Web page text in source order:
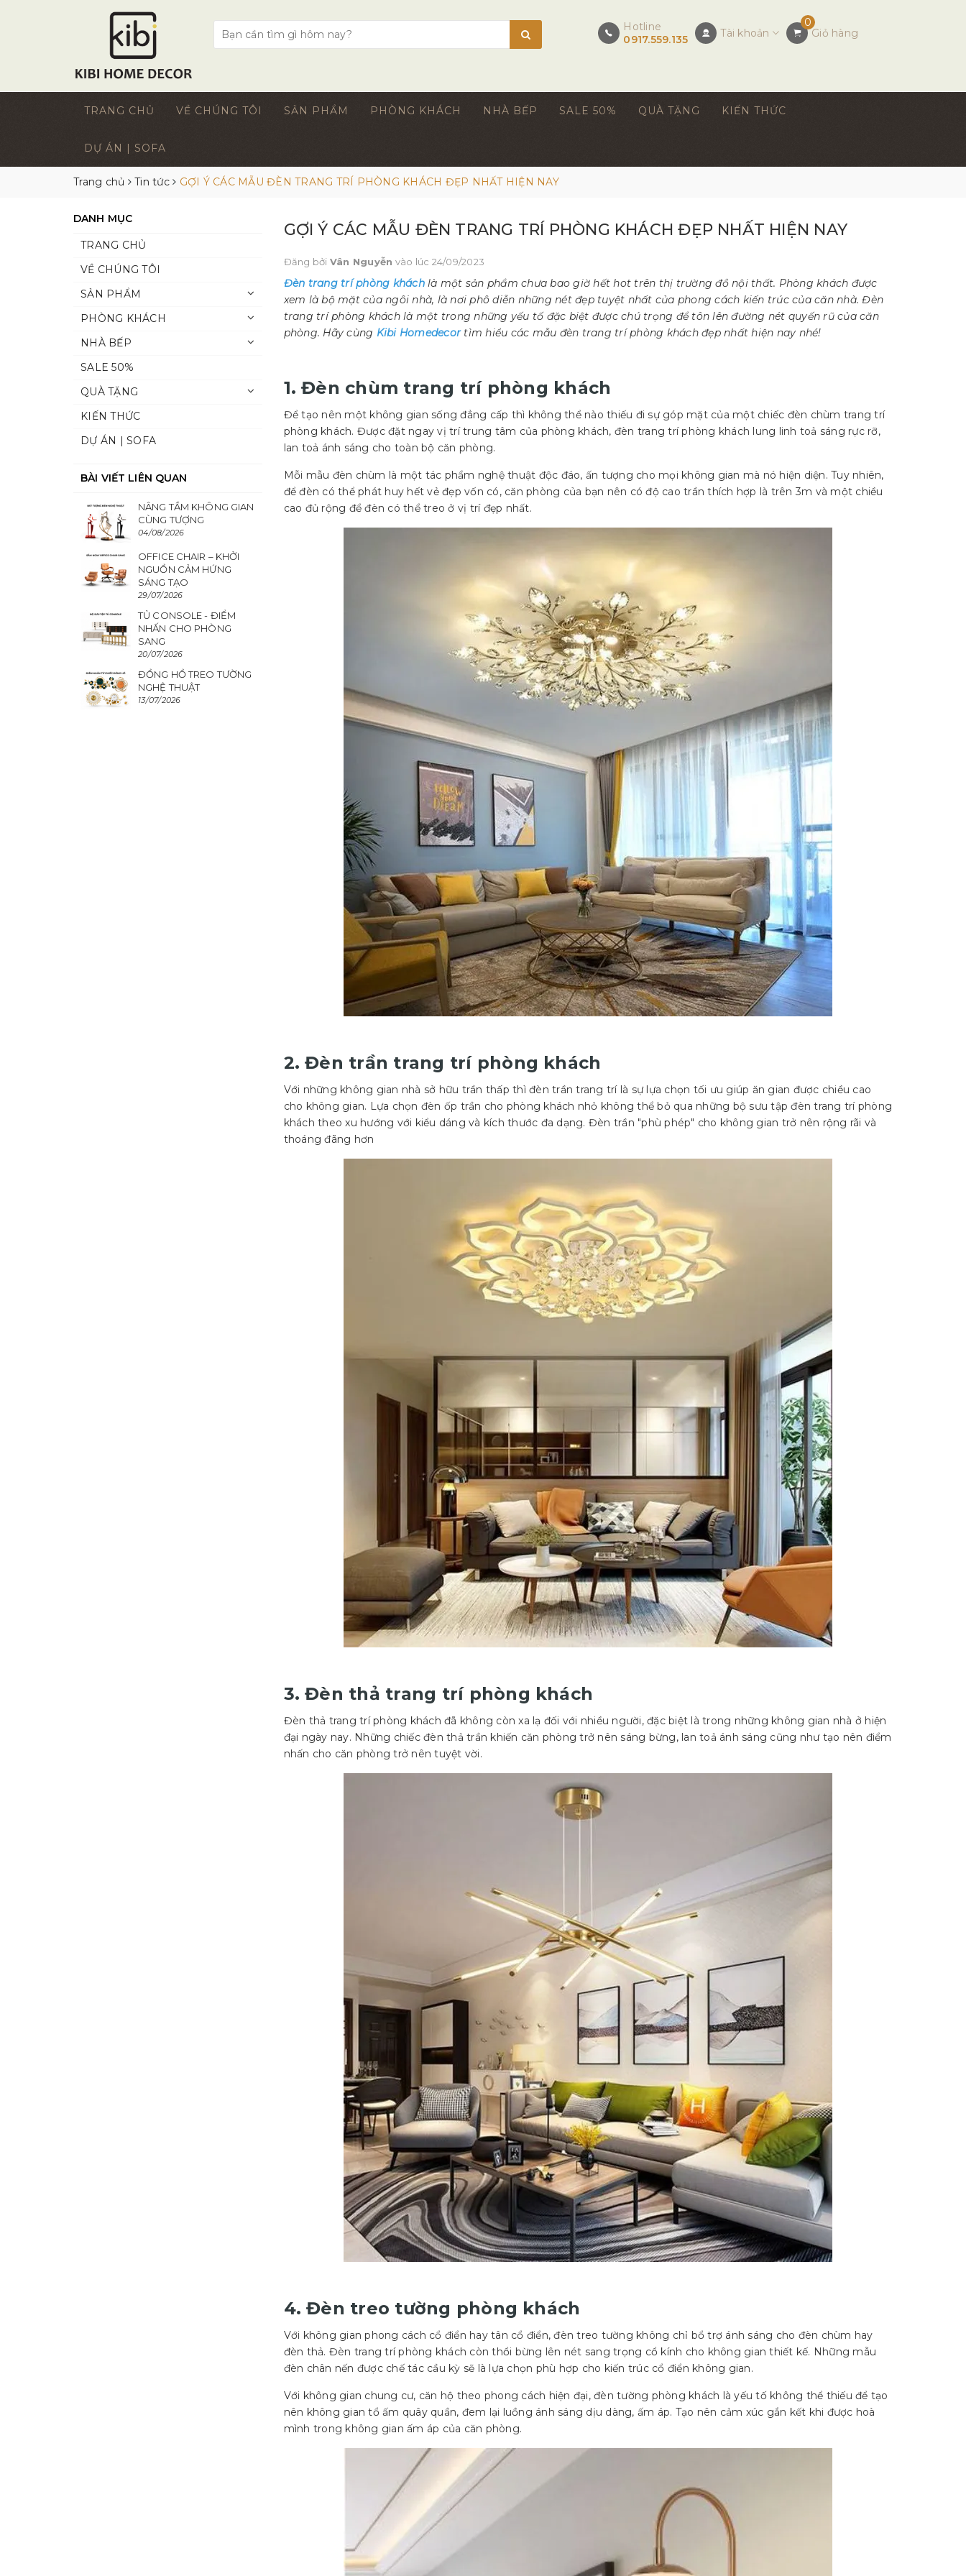
Hotline
0917.559.135
Tài khoản
0
Giỏ hàng
TRANG CHỦ VỀ CHÚNG TÔI SẢN PHẨM PHÒNG KHÁCH NHÀ BẾP SALE 50% QUÀ TẶNG KIẾN THỨC
DỰ ÁN | SOFA
Trang chủ Tin tức GỢI Ý CÁC MẪU ĐÈN TRANG TRÍ PHÒNG KHÁCH ĐẸP NHẤT HIỆN NAY
GỢI Ý CÁC MẪU ĐÈN TRANG TRÍ PHÒNG KHÁCH ĐẸP NHẤT HIỆN NAY
Đăng bởi Vân Nguyễn vào lúc 24/09/2023
Đèn trang trí phòng kháchlà một sản phẩm chưa bao giờ hết hot trên thị trường đồ nội thất. Phòng khách được
xem là bộ mặt của ngôi nhà, là nơi phô diễn những nét đẹp tuyệt nhất của phong cách kiến trúc của căn nhà. Đèn
trang trí phòng khách là một trong những yếu tố đặc biệt được chú trọng để tôn lên đường nét quyến rũ của căn
phòng. Hãy cùng Kibi Homedecor tìm hiểu các mẫu đèn trang trí phòng khách đẹp nhất hiện nay nhé!
1. Đèn chùm trang trí phòng khách
Để tạo nên một không gian sống đẳng cấp thì không thể nào thiếu đi sự góp mặt của một chiếc đèn chùm trang trí
phòng khách. Được đặt ngay vị trí trung tâm của phòng khách, đèn trang trí phòng khách lung linh toả sáng rực rỡ,
lan toả ánh sáng cho toàn bộ căn phòng.
Mỗi mẫu đèn chùm là một tác phẩm nghệ thuật độc đáo, ấn tượng cho mọi không gian mà nó hiện diện. Tuy nhiên,
để đèn có thể phát huy hết vẻ đẹp vốn có, căn phòng của bạn nên có độ cao trần thích hợp là trên 3m và một chiều
cao đủ rộng để đèn có thể treo ở vị trí đẹp nhất.
2. Đèn trần trang trí phòng khách
Với những không gian nhà sở hữu trần thấp thì đèn trần trang trí là sự lựa chọn tối ưu giúp ăn gian được chiều cao
cho không gian. Lựa chọn đèn ốp trần cho phòng khách nhỏ không thể bỏ qua những bộ sưu tập đèn trang trí phòng
khách theo xu hướng với kiểu dáng và kích thước đa dạng. Đèn trần "phù phép" cho không gian trở nên rộng rãi và
thoáng đãng hơn
3. Đèn thả trang trí phòng khách
Đèn thả trang trí phòng khách đã không còn xa lạ đối với nhiều người, đặc biệt là trong những không gian nhà ở hiện
đại ngày nay. Những chiếc đèn thả trần khiến căn phòng trở nên sáng bừng, lan toả ánh sáng cũng như tạo nên điểm
nhấn cho căn phòng trở nên tuyệt vời.
4. Đèn treo tường phòng khách
Với không gian phong cách cổ điển hay tân cổ điển, đèn treo tường không chỉ bổ trợ ánh sáng cho đèn chùm hay
đèn thả. Đèn trang trí phòng khách còn thổi bừng lên nét sang trọng cổ kính cho không gian thiết kế. Những mẫu
đèn chân nến được chế tác cầu kỳ sẽ là lựa chọn phù hợp cho kiến trúc cổ điển không gian.
Với không gian chung cư, căn hộ theo phong cách hiện đại, đèn tường phòng khách là yếu tố không thể thiếu để tạo
nên không gian tổ ấm quây quần, đem lại luồng ánh sáng dịu dàng, ấm áp. Tạo nên cảm xúc gắn kết khi được hoà
mình trong không gian ấm áp của căn phòng.
DANH MỤC
TRANG CHỦ
VỀ CHÚNG TÔI
SẢN PHẨM
PHÒNG KHÁCH
NHÀ BẾP
SALE 50%
QUÀ TẶNG
KIẾN THỨC
DỰ ÁN | SOFA
BÀI VIẾT LIÊN QUAN
NÂNG TẦM KHÔNG GIAN
CÙNG TƯỢNG
04/08/2026
OFFICE CHAIR – KHỞI
NGUỒN CẢM HỨNG
SÁNG TẠO
29/07/2026
TỦ CONSOLE - ĐIỂM
NHẤN CHO PHÒNG
SANG
20/07/2026
ĐỒNG HỒ TREO TƯỜNG
NGHỆ THUẬT
13/07/2026